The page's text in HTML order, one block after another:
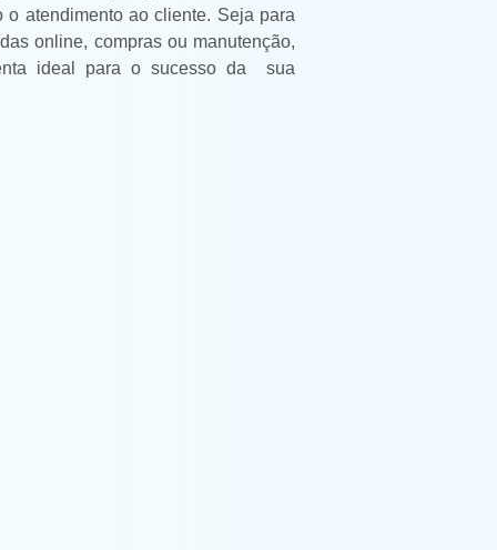
o atendimento ao cliente. Seja para
online, compras ou manutenção,
ideal para o sucesso da sua